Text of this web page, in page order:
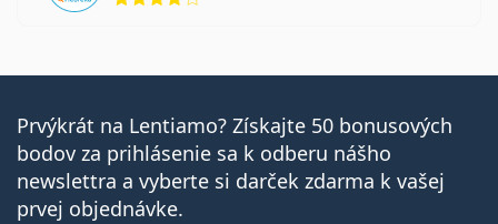
Prvýkrát na Lentiamo? Získajte 50 bonusových
bodov za prihlásenie sa k odberu nášho
newslettra a vyberte si darček zdarma k vašej
prvej objednávke.